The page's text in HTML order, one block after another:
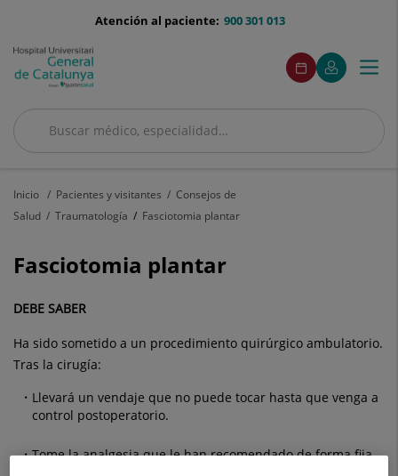
menu-
900 301 013
Atención al paciente:
Buscar
Buscar
menuAcceso
Pedir
cita
Este
enlace
se
en
Mi
Quirónsalud
Este
enlace
se
en
ventana
Menú
Inicio Pacientes y visitantes
Consejos de
Salud
Traumatología Fasciotomia plantar
Fasciotomia plantar
DEBE SABER
Ha sido sometido a un procedimiento quirúrgico ambulatorio.
Tras la cirugía:
Llevará un vendaje que no puede tocar hasta que venga a
control postoperatorio.
Tome la analgesia que le han recomendado de forma fija.